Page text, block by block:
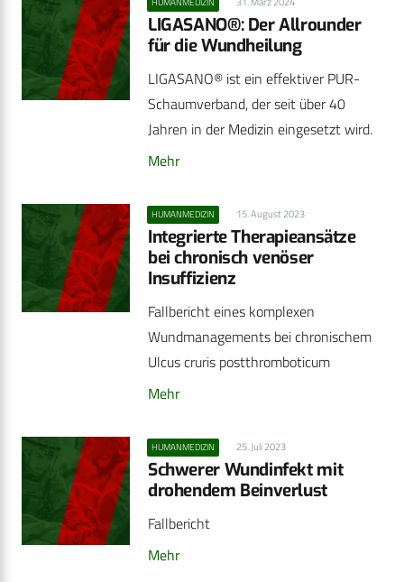
LIGASANO®: Der Allrounder
für die Wundheilung
LIGASANO® ist ein effektiver PUR-
Schaumverband, der seit über 40
Jahren in der Medizin eingesetzt wird.
Mehr
HUMANMEDIZIN 15. August 2023
Integrierte Therapieansätze
bei chronisch venöser
Insuffizienz
Fallbericht eines komplexen
Wundmanagements bei chronischem
Ulcus cruris postthromboticum
Mehr
HUMANMEDIZIN 25. Juli 2023
Schwerer Wundinfekt mit
drohendem Beinverlust
Fallbericht
Mehr